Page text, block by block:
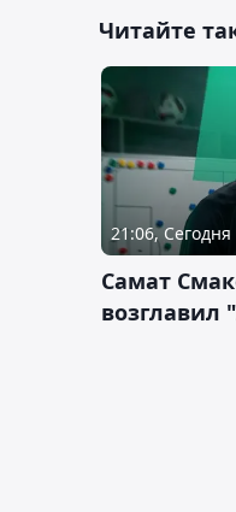
Читайте
21:06, Сегодня
Самат
возглавил